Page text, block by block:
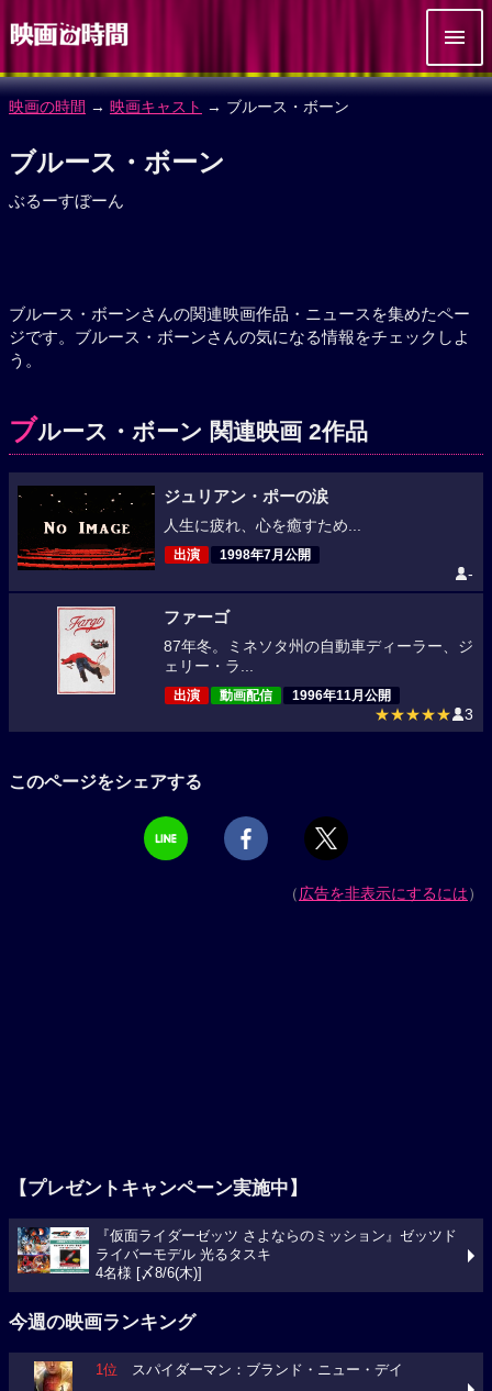
映画の時間 → 映画キャスト → ブルース・ボーン
ブルース・ボーン
ぶるーすぼーん
ブルース・ボーンさんの関連映画作品・ニュースを集めたペー
ジです。ブルース・ボーンさんの気になる情報をチェックしよ
う。
ブルース・ボーン 関連映画 2作品
ジュリアン・ポーの涙
人生に疲れ、心を癒すため...
出演 1998年7月公開
-
ファーゴ
87年冬。ミネソタ州の自動車ディーラー、ジ
ェリー・ラ...
出演 動画配信 1996年11月公開
★★★★★ 3
このページをシェアする
（広告を非表示にするには）
【プレゼントキャンペーン実施中】
『仮面ライダーゼッツ さよならのミッション』ゼッツド
ライバーモデル 光るタスキ
4名様 [〆8/6(木)]
今週の映画ランキング
1位 スパイダーマン：ブランド・ニュー・デイ